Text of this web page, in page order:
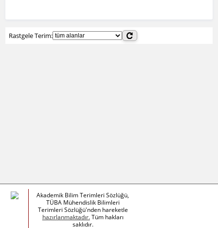
Rastgele Terim:
Akademik Bilim Terimleri Sözlüğü,
TÜBA Mühendislik Bilimleri
Terimleri Sözlüğü'nden hareketle
hazırlanmaktadır.Tüm hakları
saklıdır.